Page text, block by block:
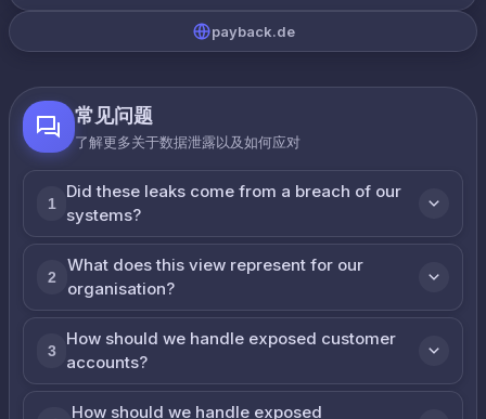
payback.de
常见问题
了解更多关于数据泄露以及如何应对
1
Did these leaks come from a breach of our
systems?
2
What does this view represent for our
organisation?
3
How should we handle exposed customer
accounts?
How should we handle exposed